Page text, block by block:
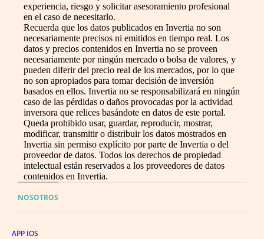
experiencia, riesgo y solicitar asesoramiento profesional
en el caso de necesitarlo.
Recuerda que los datos publicados en Invertia no son
necesariamente precisos ni emitidos en tiempo real. Los
datos y precios contenidos en Invertia no se proveen
necesariamente por ningún mercado o bolsa de valores, y
pueden diferir del precio real de los mercados, por lo que
no son apropiados para tomar decisión de inversión
basados en ellos. Invertia no se responsabilizará en ningún
caso de las pérdidas o daños provocadas por la actividad
inversora que relices basándote en datos de este portal.
Queda prohibido usar, guardar, reproducir, mostrar,
modificar, transmitir o distribuir los datos mostrados en
Invertia sin permiso explícito por parte de Invertia o del
proveedor de datos. Todos los derechos de propiedad
intelectual están reservados a los proveedores de datos
contenidos en Invertia.
NOSOTROS
APP IOS